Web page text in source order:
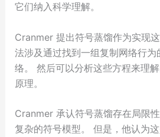
它们纳入科学理解。
Cranmer 提出符号蒸馏作为实现
法涉及通过找到一组复制网络行为
络。 然后可以分析这些方程来理
原理。
Cranmer 承认符号蒸馏存在局限
复杂的符号模型。 但是，他认为